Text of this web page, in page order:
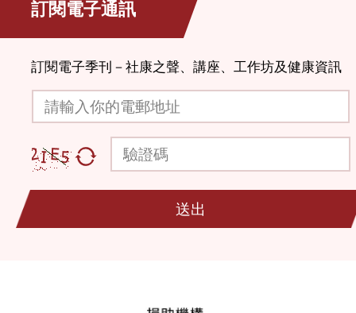
訂閱電子通訊
訂閱電子季刊－社康之聲、講座、工作坊及健康資訊
請輸入你的電郵地址
驗證碼
送出